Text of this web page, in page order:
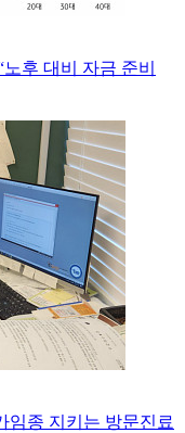
노후 대비 자금 준비
임종 지키는 방문진료